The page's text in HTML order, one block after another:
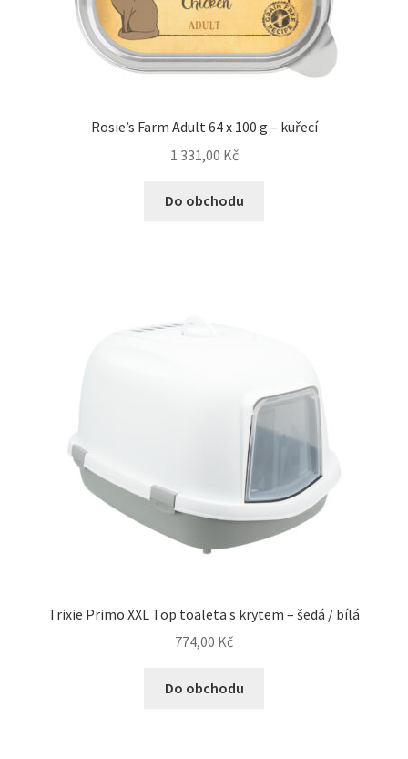
Rosie’s Farm Adult 64 x 100 g – kuřecí
1 331,00 Kč
Do obchodu
Trixie Primo XXL Top toaleta s krytem – šedá / bílá
774,00 Kč
Do obchodu